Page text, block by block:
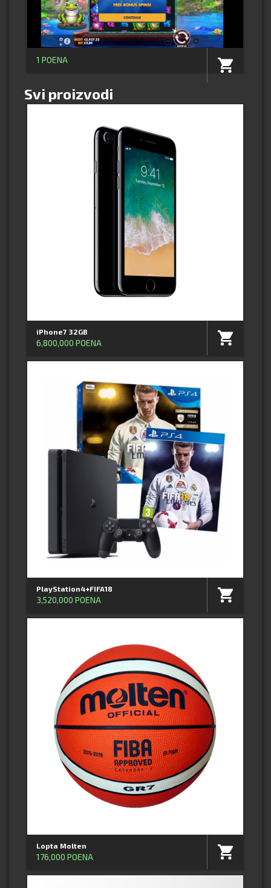
1 POENA
Svi proizvodi
iPhone7 32GB
6,800,000 POENA
PlayStation4+FIFA18
3,520,000 POENA
Lopta Molten
176,000 POENA